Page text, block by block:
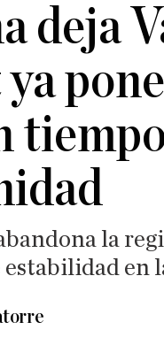
deja
la
estabilidad en